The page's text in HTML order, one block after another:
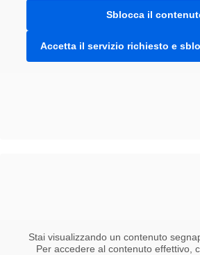
Sblocca il
Accetta il servizio richiesto e
Stai visualizzando un contenuto
Per accedere al contenuto effettivo,